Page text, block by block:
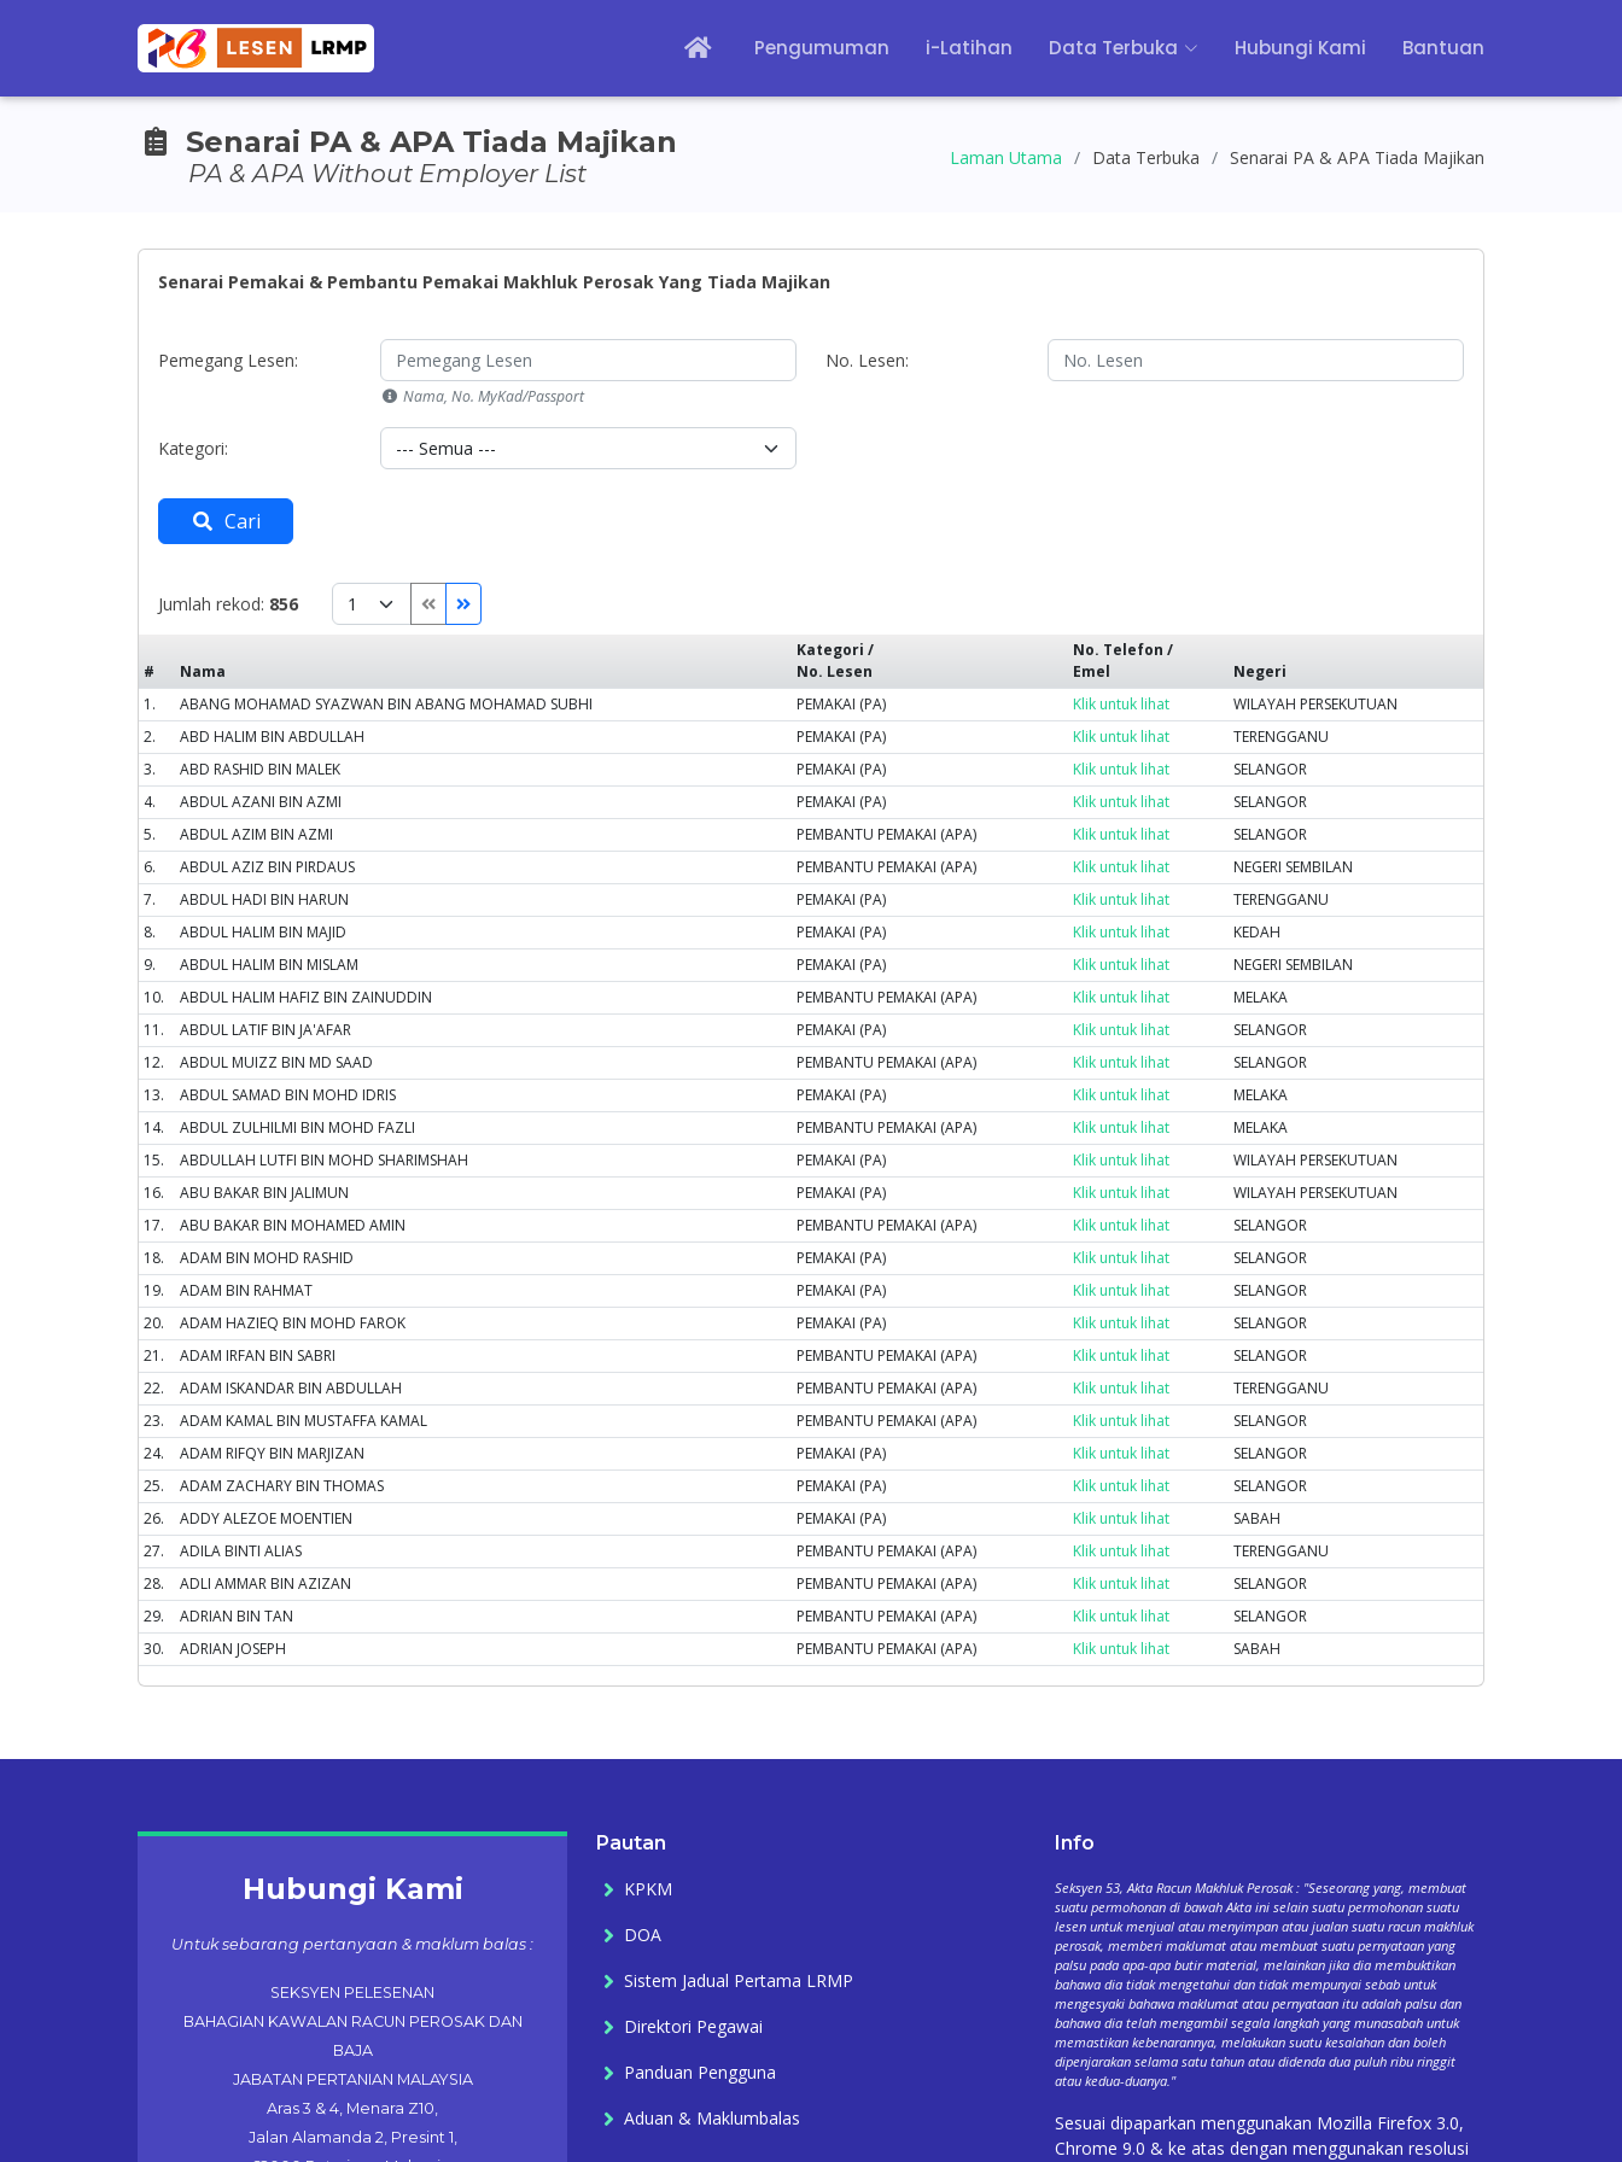
Pengumuman i-Latihan Data Terbuka Hubungi Kami Bantuan
Senarai PA & APA Tiada Majikan
PA & APA Without Employer List
Laman Utama Data Terbuka Senarai PA & APA Tiada Majikan
Senarai Pemakai & Pembantu Pemakai Makhluk Perosak Yang Tiada Majikan
Pemegang Lesen:
Nama, No. MyKad/Passport
No. Lesen:
Kategori:
Cari
Jumlah rekod: 856
# Nama
Kategori /
No. Lesen
No. Telefon /
Emel
Negeri
1.
ABANG MOHAMAD SYAZWAN BIN ABANG MOHAMAD SUBHI PEMAKAI (PA) Klik untuk lihat
WILAYAH PERSEKUTUAN
2.
ABD HALIM BIN ABDULLAH PEMAKAI (PA) Klik untuk lihat
TERENGGANU
3.
ABD RASHID BIN MALEK PEMAKAI (PA) Klik untuk lihat
SELANGOR
4.
ABDUL AZANI BIN AZMI PEMAKAI (PA) Klik untuk lihat
SELANGOR
5.
ABDUL AZIM BIN AZMI PEMBANTU PEMAKAI (APA) Klik untuk lihat
SELANGOR
6.
ABDUL AZIZ BIN PIRDAUS PEMBANTU PEMAKAI (APA) Klik untuk lihat
NEGERI SEMBILAN
7.
ABDUL HADI BIN HARUN PEMAKAI (PA) Klik untuk lihat
TERENGGANU
8.
ABDUL HALIM BIN MAJID PEMAKAI (PA) Klik untuk lihat
KEDAH
9.
ABDUL HALIM BIN MISLAM PEMAKAI (PA) Klik untuk lihat
NEGERI SEMBILAN
10.
ABDUL HALIM HAFIZ BIN ZAINUDDIN PEMBANTU PEMAKAI (APA) Klik untuk lihat
MELAKA
11.
ABDUL LATIF BIN JA'AFAR PEMAKAI (PA) Klik untuk lihat
SELANGOR
12.
ABDUL MUIZZ BIN MD SAAD PEMBANTU PEMAKAI (APA) Klik untuk lihat
SELANGOR
13.
ABDUL SAMAD BIN MOHD IDRIS PEMAKAI (PA) Klik untuk lihat
MELAKA
14.
ABDUL ZULHILMI BIN MOHD FAZLI PEMBANTU PEMAKAI (APA) Klik untuk lihat
MELAKA
15.
ABDULLAH LUTFI BIN MOHD SHARIMSHAH PEMAKAI (PA) Klik untuk lihat
WILAYAH PERSEKUTUAN
16.
ABU BAKAR BIN JALIMUN PEMAKAI (PA) Klik untuk lihat
WILAYAH PERSEKUTUAN
17.
ABU BAKAR BIN MOHAMED AMIN PEMBANTU PEMAKAI (APA) Klik untuk lihat
SELANGOR
18.
ADAM BIN MOHD RASHID PEMAKAI (PA) Klik untuk lihat
SELANGOR
19.
ADAM BIN RAHMAT PEMAKAI (PA) Klik untuk lihat
SELANGOR
20.
ADAM HAZIEQ BIN MOHD FAROK PEMAKAI (PA) Klik untuk lihat
SELANGOR
21.
ADAM IRFAN BIN SABRI PEMBANTU PEMAKAI (APA) Klik untuk lihat
SELANGOR
22.
ADAM ISKANDAR BIN ABDULLAH PEMBANTU PEMAKAI (APA) Klik untuk lihat
TERENGGANU
23.
ADAM KAMAL BIN MUSTAFFA KAMAL PEMBANTU PEMAKAI (APA) Klik untuk lihat
SELANGOR
24.
ADAM RIFQY BIN MARJIZAN PEMAKAI (PA) Klik untuk lihat
SELANGOR
25.
ADAM ZACHARY BIN THOMAS PEMAKAI (PA) Klik untuk lihat
SELANGOR
26.
ADDY ALEZOE MOENTIEN PEMAKAI (PA) Klik untuk lihat
SABAH
27.
ADILA BINTI ALIAS PEMBANTU PEMAKAI (APA) Klik untuk lihat
TERENGGANU
28.
ADLI AMMAR BIN AZIZAN PEMBANTU PEMAKAI (APA) Klik untuk lihat
SELANGOR
29.
ADRIAN BIN TAN PEMBANTU PEMAKAI (APA) Klik untuk lihat
SELANGOR
30.
ADRIAN JOSEPH PEMBANTU PEMAKAI (APA) Klik untuk lihat SABAH
Hubungi Kami
Untuk sebarang pertanyaan & maklum balas :
SEKSYEN PELESENAN
BAHAGIAN KAWALAN RACUN PEROSAK DAN
BAJA
JABATAN PERTANIAN MALAYSIA
Aras 3 & 4, Menara Z10,
Jalan Alamanda 2, Presint 1,
Pautan
KPKM
DOA
Sistem Jadual Pertama LRMP
Direktori Pegawai
Panduan Pengguna
Aduan & Maklumbalas
Info
Seksyen 53, Akta Racun Makhluk Perosak : "Seseorang yang, membuat
suatu permohonan di bawah Akta ini selain suatu permohonan suatu
lesen untuk menjual atau menyimpan atau jualan suatu racun makhluk
perosak, memberi maklumat atau membuat suatu pernyataan yang
palsu pada apa-apa butir material, melainkan jika dia membuktikan
bahawa dia tidak mengetahui dan tidak mempunyai sebab untuk
mengesyaki bahawa maklumat atau pernyataan itu adalah palsu dan
bahawa dia telah mengambil segala langkah yang munasabah untuk
memastikan kebenarannya, melakukan suatu kesalahan dan boleh
dipenjarakan selama satu tahun atau didenda dua puluh ribu ringgit
atau kedua-duanya."
Sesuai dipaparkan menggunakan Mozilla Firefox 3.0,
Chrome 9.0 & ke atas dengan menggunakan resolusi